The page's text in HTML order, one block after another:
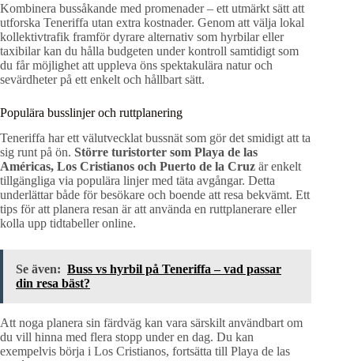
Kombinera bussåkande med promenader – ett utmärkt sätt att
utforska Teneriffa utan extra kostnader. Genom att välja lokal
kollektivtrafik framför dyrare alternativ som hyrbilar eller
taxibilar kan du hålla budgeten under kontroll samtidigt som
du får möjlighet att uppleva öns spektakulära natur och
sevärdheter på ett enkelt och hållbart sätt.
Populära busslinjer och ruttplanering
Teneriffa har ett välutvecklat bussnät som gör det smidigt att ta
sig runt på ön. Större turistorter som Playa de las
Américas, Los Cristianos och Puerto de la Cruz är enkelt
tillgängliga via populära linjer med täta avgångar. Detta
underlättar både för besökare och boende att resa bekvämt. Ett
tips för att planera resan är att använda en ruttplanerare eller
kolla upp tidtabeller online.
Se även: Buss vs hyrbil på Teneriffa – vad passar
din resa bäst?
Att noga planera sin färdväg kan vara särskilt användbart om
du vill hinna med flera stopp under en dag. Du kan
exempelvis börja i Los Cristianos, fortsätta till Playa de las